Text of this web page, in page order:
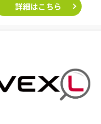
詳細はこちら